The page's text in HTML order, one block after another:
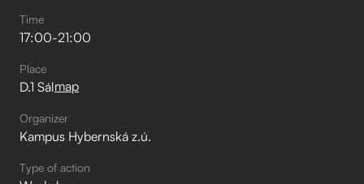
Time
17:00-21:00
Place
D.1 Sálmap
Organizer
Kampus Hybernská z.ú.
Type of action